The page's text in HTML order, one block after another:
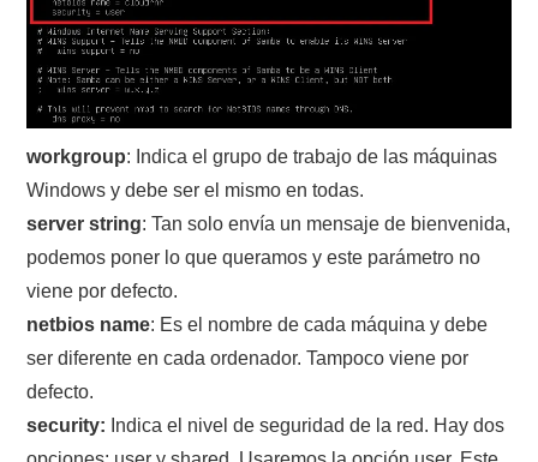
workgroup: Indica el grupo de trabajo de las máquinas
Windows y debe ser el mismo en todas.
server string: Tan solo envía un mensaje de bienvenida,
podemos poner lo que queramos y este parámetro no
viene por defecto.
netbios name: Es el nombre de cada máquina y debe
ser diferente en cada ordenador. Tampoco viene por
defecto.
security: Indica el nivel de seguridad de la red. Hay dos